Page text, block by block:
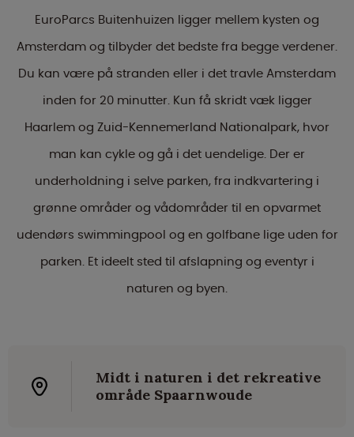
EuroParcs Buitenhuizen ligger mellem kysten og
Amsterdam og tilbyder det bedste fra begge verdener.
Du kan være på stranden eller i det travle Amsterdam
inden for 20 minutter. Kun få skridt væk ligger
Haarlem og Zuid-Kennemerland Nationalpark, hvor
man kan cykle og gå i det uendelige. Der er
underholdning i selve parken, fra indkvartering i
grønne områder og vådområder til en opvarmet
udendørs swimmingpool og en golfbane lige uden for
parken. Et ideelt sted til afslapning og eventyr i
naturen og byen.
Midt i naturen i det rekreative
område Spaarnwoude